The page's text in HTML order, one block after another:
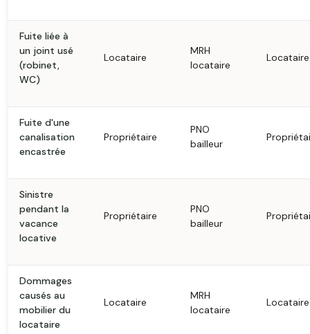
Fuite liée à
un joint usé
(robinet,
WC)
Locataire
MRH
locataire
Locataire
Fuite d'une
canalisation
encastrée
Propriétaire
PNO
bailleur
Sinistre
pendant la
vacance
locative
Propriétaire
PNO
bailleur
Dommages
causés au
mobilier du
locataire
Locataire
MRH
locataire
Locataire